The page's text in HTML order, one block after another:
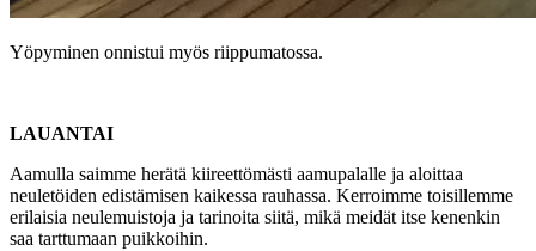
Yöpyminen onnistui myös riippumatossa.
LAUANTAI
Aamulla saimme herätä kiireettömästi aamupalalle ja aloittaa
neuletöiden edistämisen kaikessa rauhassa. Kerroimme toisillemme
erilaisia neulemuistoja ja tarinoita siitä, mikä meidät itse kenenkin
saa tarttumaan puikkoihin.